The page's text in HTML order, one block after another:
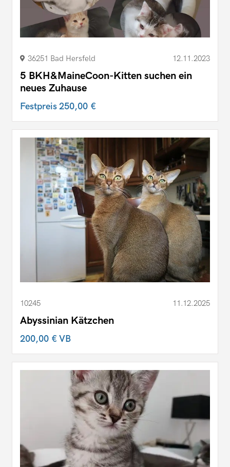
36251 Bad Hersfeld 12.11.2023
5 BKH&MaineCoon-Kitten suchen ein
neues Zuhause
Festpreis250,00 €
10245 11.12.2025
Abyssinian Kätzchen
200,00 €VB